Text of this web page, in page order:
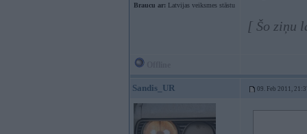
Braucu ar: Latvijas veiksmes stāstu
[ Šo ziņu
Sandis_UR 09. Feb 2011,